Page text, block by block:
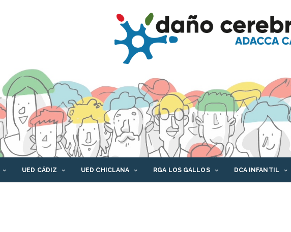
UED CÁDIZ UED CHICLANA RGA LOS GALLOS DCA INFANTIL